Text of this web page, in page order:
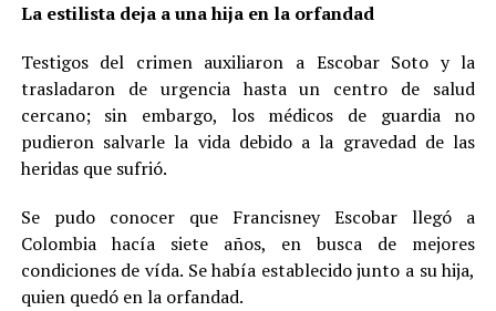
La estilista deja a una hija en la orfandad
Testigos del crimen auxiliaron a Escobar Soto y la
trasladaron de urgencia hasta un centro de salud
cercano; sin embargo, los médicos de guardia no
pudieron salvarle la vida debido a la gravedad de las
heridas que sufrió.
Se pudo conocer que Francisney Escobar llegó a
Colombia hacía siete años, en busca de mejores
condiciones de vída. Se había establecido junto a su hija,
quien quedó en la orfandad.